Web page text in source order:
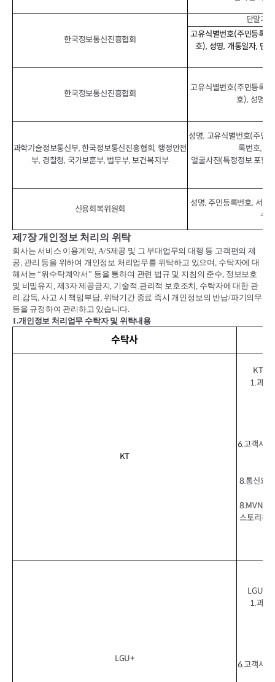
한국정보통신진흥협회
단말기
고유식별번호(주민등록
호), 성명, 개통일자, 단
한국정보통신진흥협회
고유식별번호(주민등록
호), 성명,
과학기술정보통신부, 한국정보통신진흥협회, 행정안전
부, 경찰청, 국가보훈부, 법무부, 보건복지부
성명, 고유식별번호(주민
록번호, 운
얼굴사진(특정정보 포함)
신용회복위원회
성명, 주민등록번호, 서비
수
제 7장 개인정보 처리의 위탁
회사는 서비스 이용계약, A/S제공 및 그 부대업무의 대행 등 고객편의 제
공, 관리 등을 위하여 개인정보 처리업무를 위탁하고 있으며, 수탁자에 대
해서는“위수탁계약서” 등을 통하여 관련 법규 및 지침의 준수, 정보보호
및 비밀유지, 제3자 제공금지, 기술적 .관리적 보호조치, 수탁자에 대한 관
리 .감독,사고 시 책임부담, 위탁기간 종료 즉시 개인정보의 반납/파기의무
등을 규정하여 관리하고 있습니다.
1.개인정보 처리업무 수탁자 및 위탁내용
수탁사
KT
KT이
1.과금
6.고객사용
8.통신요
8.MVNO
스토리위
LGU+
LGU+
1.과금
6.고객사용